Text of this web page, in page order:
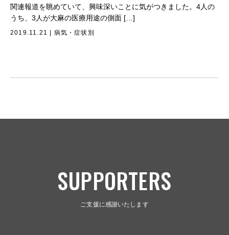
関連報道を眺めていて、興味深いことに気がつきました。4人の
うち、3人が大麻の医療用途の側面 […]
2019.11.21 病気・症状別
SUPPORTERS
ご支援に感謝いたします